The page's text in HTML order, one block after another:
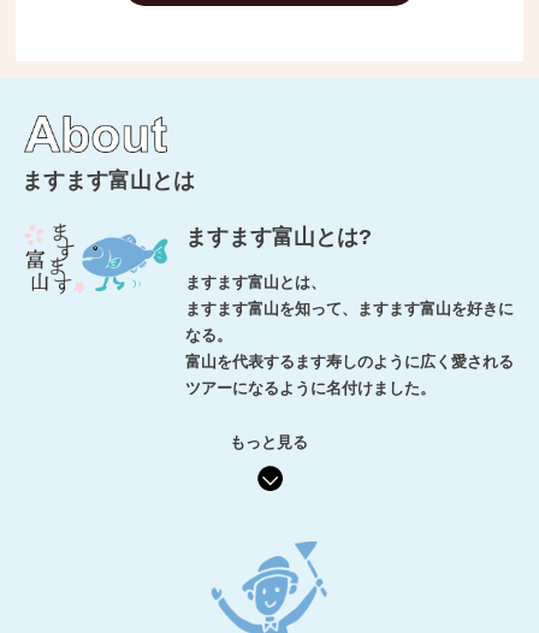
ますます富山とは
ますます富山とは?
ますます富山とは、
ますます富山を知って、ますます富山を好きに
なる。
富山を代表するます寿しのように広く愛される
ツアーになるように名付けました。
もっと見る